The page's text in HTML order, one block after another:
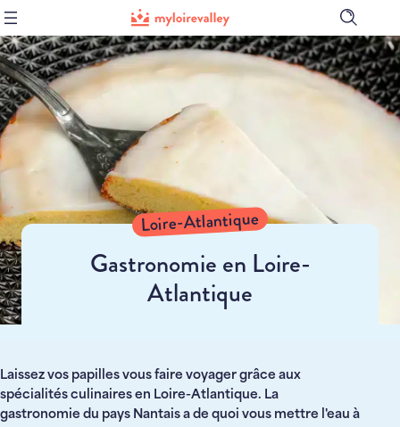
Ouvrir
la
barre
de
Loire-Atlantique
Gastronomie en Loire-
Atlantique
Laissez vos papilles vous faire voyager grâce aux
spécialités culinaires en Loire-Atlantique. La
gastronomie du pays Nantais a de quoi vous mettre l'eau à